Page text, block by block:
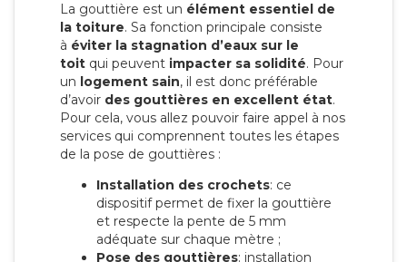
La gouttière est un élément essentiel de
la toiture. Sa fonction principale consiste
à éviter la stagnation d’eaux sur le
toit qui peuvent impacter sa solidité. Pour
un logement sain, il est donc préférable
d’avoir des gouttières en excellent état.
Pour cela, vous allez pouvoir faire appel à nos
services qui comprennent toutes les étapes
de la pose de gouttières :
Installation des crochets: ce
dispositif permet de fixer la gouttière
et respecte la pente de 5 mm
adéquate sur chaque mètre ;
Pose des gouttières: installation